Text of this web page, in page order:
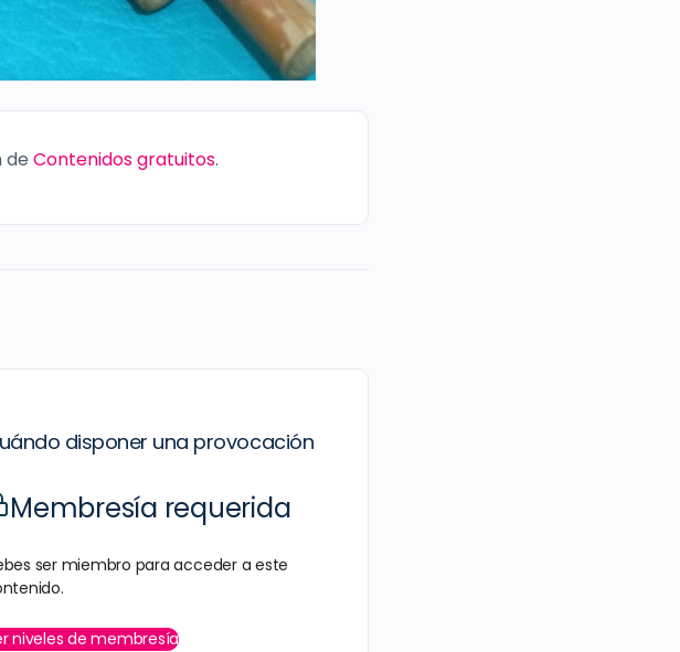
de Contenidos gratuitos.
disponer una provocación
Membresía requerida
ser miembro para acceder a este
niveles de membresía